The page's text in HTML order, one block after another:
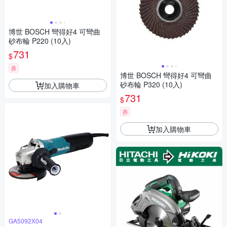
博世 BOSCH 彎得好4 可彎曲
砂布輪 P220 (10入)
$731
券
加入購物車
GA5092X04
博世 BOSCH 彎得好4 可彎曲
砂布輪 P320 (10入)
$731
券
加入購物車